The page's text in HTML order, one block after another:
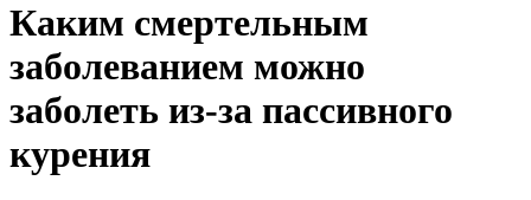
Каким смертельным
заболеванием можно
заболеть из-за пассивного
курения